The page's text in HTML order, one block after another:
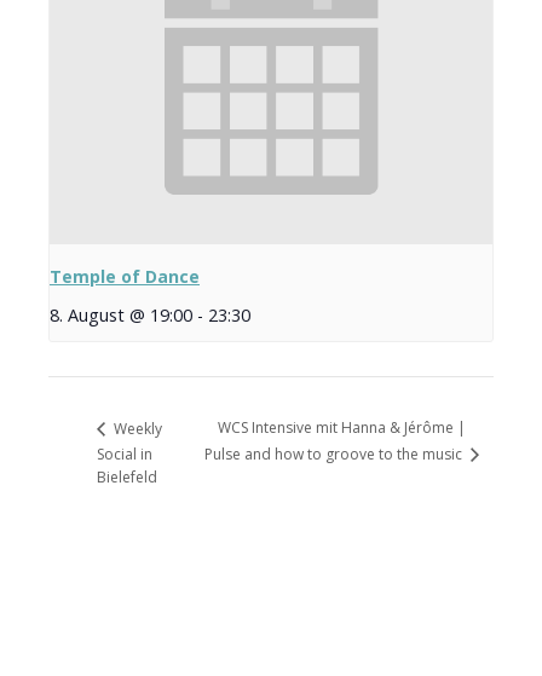
Temple of Dance
8. August @ 19:00 - 23:30
Weekly
Social in
Bielefeld
WCS Intensive mit Hanna & Jérôme |
Pulse and how to groove to the music